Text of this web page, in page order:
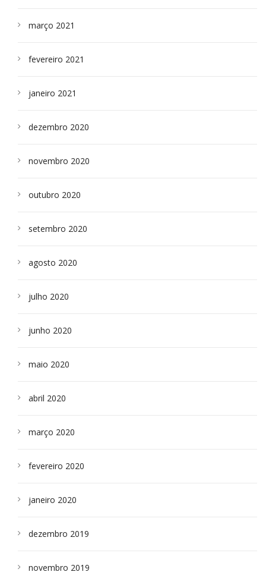
março 2021
fevereiro 2021
janeiro 2021
dezembro 2020
novembro 2020
outubro 2020
setembro 2020
agosto 2020
julho 2020
junho 2020
maio 2020
abril 2020
março 2020
fevereiro 2020
janeiro 2020
dezembro 2019
novembro 2019